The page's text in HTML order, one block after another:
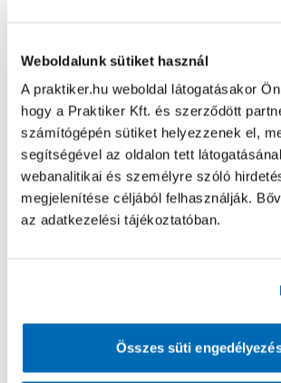
Weboldalunk sütiket használ
A praktiker.hu weboldal látogatásakor
hogy a Praktiker Kft. és szerződött
számítógépén sütiket helyezzenek el,
segítségével az oldalon tett
webanalitikai és személyre szóló
megjelenítése céljából felhasználják.
az adatkezelési tájékoztatóban.
Összes süti
Oldal újratöltése